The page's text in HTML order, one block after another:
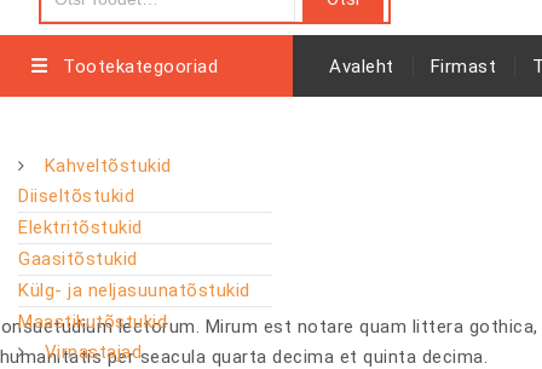
Tootekategooriad
Kahveltõstukid
Diiseltõstukid
Elektritõstukid
Gaasitõstukid
Külg- ja neljasuunatõstukid
Maastikutõstukid
Virnastajad
Avaleht Firmast
lectorum. Mirum est notare quam littera gothica,
per seacula quarta decima et quinta decima.